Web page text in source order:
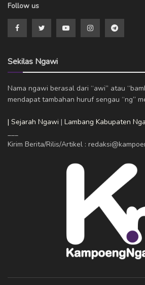
Follow us
Sekilas Ngawi
Nama ngawi berasal dari “awi” atau
mendapat tambahan huruf sengau “ng”
| Sejarah Ngawi | Lambang Kabupaten
Kirim Berita/Rilis/Artikel :